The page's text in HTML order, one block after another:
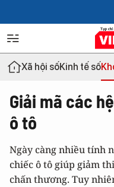
Xã hội sốKinh tế số
Giải mã các
ô tô
Ngày càng nhiều tính
chiếc ô tô giúp giảm
chấn thương. Tuy